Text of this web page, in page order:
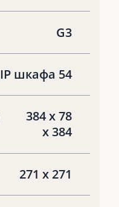
G3
IP шкафа 54
384 x 78
x 384
271 х 271